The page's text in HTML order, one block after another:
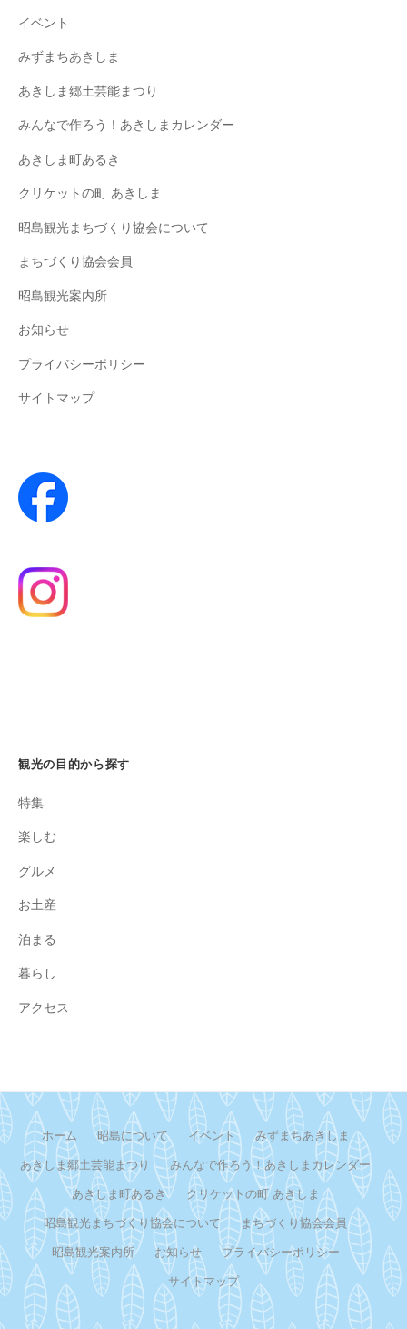
イベント
みずまちあきしま
あきしま郷土芸能まつり
みんなで作ろう！あきしまカレンダー
あきしま町あるき
クリケットの町 あきしま
昭島観光まちづくり協会について
まちづくり協会会員
昭島観光案内所
お知らせ
プライバシーポリシー
サイトマップ
観光の目的から探す
特集
楽しむ
グルメ
お土産
泊まる
暮らし
アクセス
ホーム 昭島について イベント みずまちあきしま
あきしま郷土芸能まつり みんなで作ろう！あきしまカレンダー
あきしま町あるき クリケットの町 あきしま
昭島観光まちづくり協会について まちづくり協会会員
昭島観光案内所 お知らせ プライバシーポリシー
サイトマップ